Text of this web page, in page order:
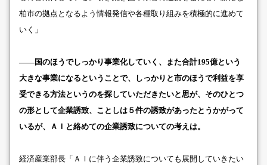
柏市の拠点となるよう情報発信や各種取り組みを積極的に進めて
いく」
――国のほうでしっかり事業化していく、また合計195億という
大きな事業になるということで、しっかりと市のほうで利益を享
受できる方法というのを探していただきたいと思が、そのひとつ
の形として企業誘致、ことしは５件の誘致があったとうかがって
いるが、ＡＩと絡めての企業誘致についての考えは。
経済産業部長「ＡＩに伴う企業誘致についても展開していきたい